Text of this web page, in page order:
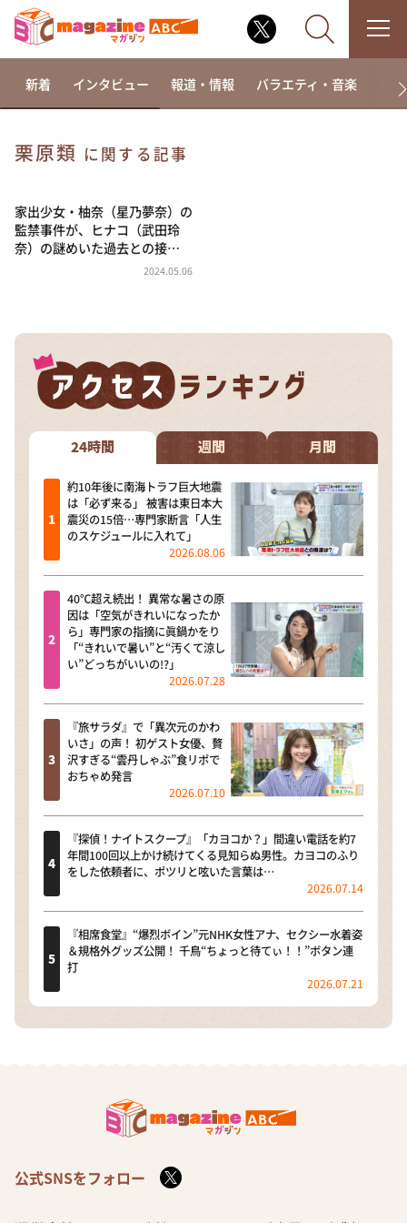
相席食堂
これ余談なんですけど・・・
～人生密着トークバラエティ！～ やすとものいたっ
河合＆A.B.C-Z塚田×福井アナ「なんでやねん！？」
（news おかえり）
DAIGOも台所 ～きょうの献立 何にする？～
本日はダイアンなり！シーズン２
朝だ！生です旅サラダ
教えて！ニュースライブ 正義のミカタ
ＬＩＦＥ～夢のカタチ～
新婚さんいらっしゃい！
ポツンと一軒家
ザキ山小屋本館
ぺこぱのまるスポ
新着 インタビュー 報道・情報 バラエティ・音楽 ド
栗原類 に関する記事
家出少女・柚奈（星乃夢奈）の
監禁事件が、ヒナコ（武田玲
奈）の謎めいた過去との接…
2024.05.06
24時間 週間 月間
約10年後に南海トラフ巨大地震
は「必ず来る」 被害は東日本大
震災の15倍…専門家断言「人生
のスケジュールに入れて」
2026.08.06
40℃超え続出！ 異常な暑さの原
因は「空気がきれいになったか
ら」専門家の指摘に眞鍋かをり
「“きれいで暑い”と“汚くて涼し
い”どっちがいいの!?」
2026.07.28
『旅サラダ』で「異次元のかわ
いさ」の声！ 初ゲスト女優、贅
沢すぎる“雲丹しゃぶ”食リポで
おちゃめ発言
2026.07.10
『探偵！ナイトスクープ』「カヨコか？」間違い電話を約7
年間100回以上かけ続けてくる見知らぬ男性。カヨコのふり
をした依頼者に、ポツリと呟いた言葉は…
2026.07.14
『相席食堂』“爆烈ボイン”元NHK女性アナ、セクシー水着姿
＆規格外グッズ公開！ 千鳥“ちょっと待てぃ！！”ボタン連
打
2026.07.21
公式SNSをフォロー